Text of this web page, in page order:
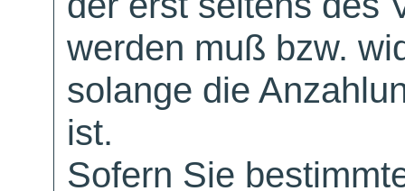
werden muß bzw.
solange die
ist.
Sofern Sie